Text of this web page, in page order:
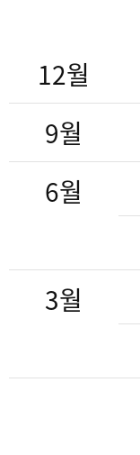
12월
9월
6월
3월